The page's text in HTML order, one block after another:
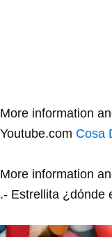
More information
Youtube.com Cosa
More information
.- Estrellita ¿dónde